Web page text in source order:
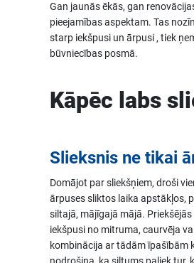
Gan jaunās ēkās, gan
pieejamības aspektam. Tas
starp iekšpusi un ārpusi , tiek
būvniecības posmā.
Kāpēc labs
Slieksnis ne tikai
Domājot par sliekšņiem, droši
ārpuses sliktos laika apstākļos,
siltajā, mājīgajā mājā.
iekšpusi no mitruma, caurvēja
kombinācija ar tādām īpašībām